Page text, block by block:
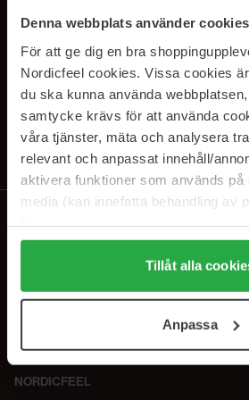
Denna webbplats använder cookies
För att ge dig en bra
Nordicfeel cookies. Vissa cookies
du ska kunna använda
samtycke krävs för att använda
våra tjänster, mäta och analysera
relevant och anpassat innehåll/
aktivera funktioner som används på
media (kan innefatta behandling av
Genom att trycka på "Tillåt alla
alla cookies, medan du under
användningen av cookies. Du kan
samt vår Integritetspolicy.
Tillåt alla
Anpassa
PRENUMERERA PÅ
NYHETSBREV
E-postadress
Genom att prenumerera accepterar du vår
NORDICFEEL